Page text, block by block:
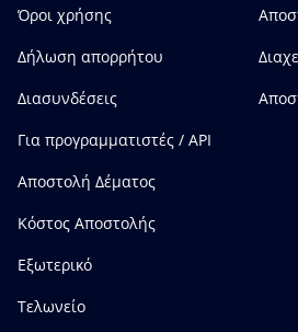
Όροι χρήσης
Δήλωση απορρήτου
Διασυνδέσεις
Για προγραμματιστές / API
Αποστολή Δέματος
Κόστος Αποστολής
Εξωτερικό
Τελωνείο